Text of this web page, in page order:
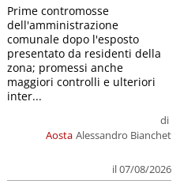
Aosta
di
Alessandro Bianchet
il 07/08/2026
Prime contromosse
dell'amministrazione
comunale dopo l'esposto
presentato da residenti della
zona; promessi anche
maggiori controlli e ulteriori
inter...